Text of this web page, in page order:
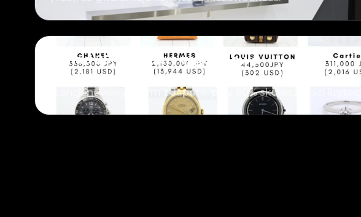
Ponad 25 000 ofert tygodniowo
Przeglądaj tysiące wysokiej jakości przedmiotów od
licencjonowanych firm z Japonii, przy 80% skuteczności licytacji.